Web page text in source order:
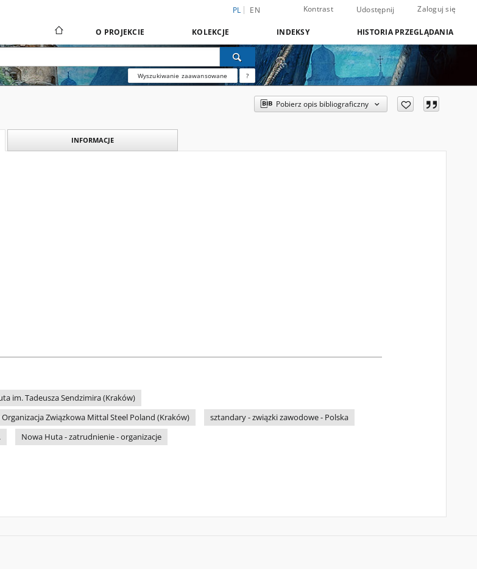
PL EN Kontrast Udostępnij Zaloguj się
O PROJEKCIE KOLEKCJE INDEKSY HISTORIA PRZEGLĄDANIA
Wyszukiwanie zaawansowane ?
Pobierz opis bibliograficzny
INFORMACJE
im. Tadeusza Sendzimira (Kraków)
Związkowa Mittal Steel Poland (Kraków)
sztandary - związki zawodowe - Polska
Nowa Huta - zatrudnienie - organizacje